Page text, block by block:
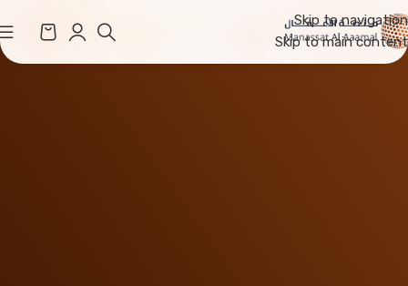
Skip to navigation
Skip to main content